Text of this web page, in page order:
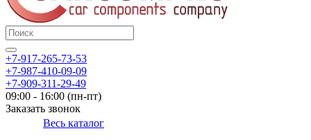
+7-917-265-73-53
+7-987-410-09-09
+7-909-311-29-49
09:00 - 16:00 (пн-пт)
Заказать звонок
Весь каталог